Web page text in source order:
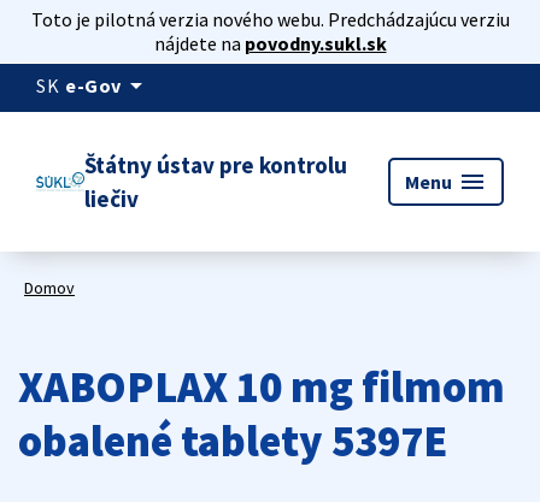
Toto je pilotná verzia nového webu. Predchádzajúcu verziu
nájdete na povodny.sukl.sk
SK e-Gov arrow_drop_down
Štátny ústav pre kontrolu
liečiv
Menu menu
Domov
XABOPLAX 10 mg filmom
obalené tablety 5397E